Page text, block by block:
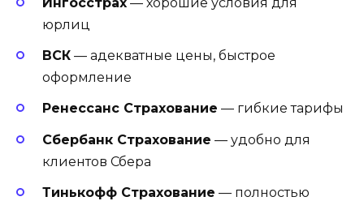
юрлиц
ВСК — адекватные цены, быстрое
оформление
Ренессанс Страхование — гибкие тарифы
Сбербанк Страхование — удобно для
клиентов Сбера
Тинькофф Страхование — полностью